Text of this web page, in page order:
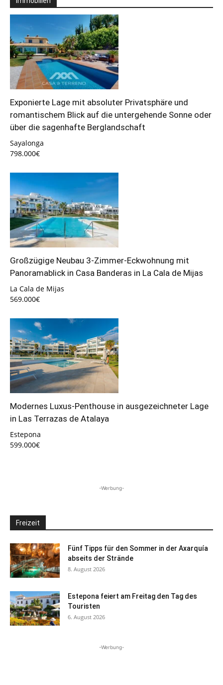
Exponierte Lage mit absoluter Privatsphäre und
romantischem Blick auf die untergehende Sonne oder
über die sagenhafte Berglandschaft
Sayalonga
798.000€
Großzügige Neubau 3-Zimmer-Eckwohnung mit
Panoramablick in Casa Banderas in La Cala de Mijas
La Cala de Mijas
569.000€
Modernes Luxus-Penthouse in ausgezeichneter Lage
in Las Terrazas de Atalaya
Estepona
599.000€
-Werbung-
Freizeit
Fünf Tipps für den Sommer in der Axarquía
abseits der Strände
8. August 2026
Estepona feiert am Freitag den Tag des
Touristen
6. August 2026
-Werbung-